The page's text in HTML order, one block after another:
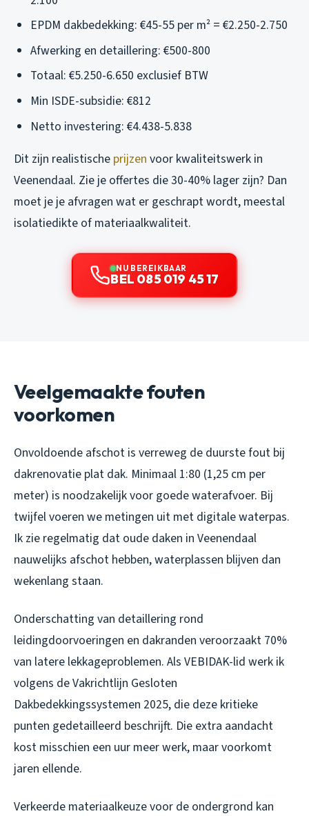
EPDM dakbedekking: €45-55 per m² = €2.250-2.750
Afwerking en detaillering: €500-800
Totaal: €5.250-6.650 exclusief BTW
Min ISDE-subsidie: €812
Netto investering: €4.438-5.838
Dit zijn realistische prijzen voor kwaliteitswerk in
Veenendaal. Zie je offertes die 30-40% lager zijn? Dan
moet je je afvragen wat er geschrapt wordt, meestal
isolatiedikte of materiaalkwaliteit.
NU BEREIKBAAR
BEL 085 019 45 17
Veelgemaakte fouten
voorkomen
Onvoldoende afschot is verreweg de duurste fout bij
dakrenovatie plat dak. Minimaal 1:80 (1,25 cm per
meter) is noodzakelijk voor goede waterafvoer. Bij
twijfel voeren we metingen uit met digitale waterpas.
Ik zie regelmatig dat oude daken in Veenendaal
nauwelijks afschot hebben, waterplassen blijven dan
wekenlang staan.
Onderschatting van detaillering rond
leidingdoorvoeringen en dakranden veroorzaakt 70%
van latere lekkageproblemen. Als VEBIDAK-lid werk ik
volgens de Vakrichtlijn Gesloten
Dakbedekkingssystemen 2025, die deze kritieke
punten gedetailleerd beschrijft. Die extra aandacht
kost misschien een uur meer werk, maar voorkomt
jaren ellende.
Verkeerde materiaalkeuze voor de ondergrond kan